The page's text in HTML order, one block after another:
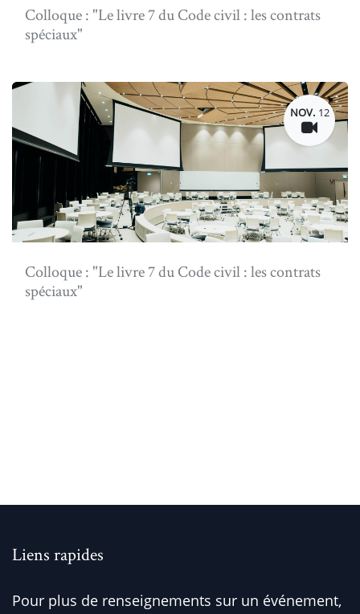
Colloque : "Le livre 7 du Code civil : les contrats
spéciaux"
NOV. 12
Colloque : "Le livre 7 du Code civil : les contrats
spéciaux"
Liens rapides
Pour plus de renseignements sur un événement,